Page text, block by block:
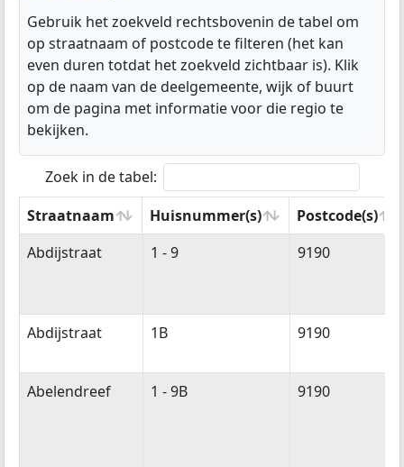
Gebruik het zoekveld rechtsbovenin de tabel om
op straatnaam of postcode te filteren (het kan
even duren totdat het zoekveld zichtbaar is). Klik
op de naam van de deelgemeente, wijk of buurt
om de pagina met informatie voor die regio te
bekijken.
Zoek in de tabel:
Straatnaam
Huisnummer(s)
Postcode(s)
Straatnaam
Huisnummer(s) Postcode(s)
Abdijstraat 1 - 9 9190
Abdijstraat 1B 9190
Abelendreef 1 - 9B 9190